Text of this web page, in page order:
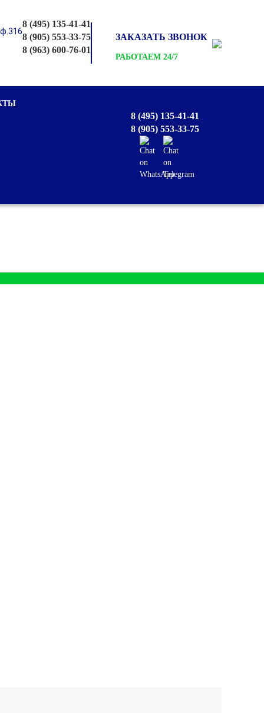
8 (495) 135-41-41
8 (905) 553-33-75
8 (495) 135-41-41
8 (905) 553-33-75
8 (963) 600-76-01
ЗАКАЗАТЬ ЗВОНОК
РАБОТАЕМ 24/7